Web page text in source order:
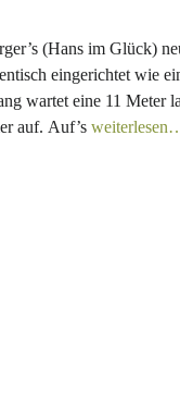
(Hans im Glück)
eingerichtet wie
wartet eine 11 Meter
auf. Auf’s